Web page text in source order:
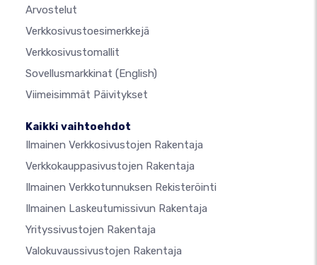
Arvostelut
Verkkosivustoesimerkkejä
Verkkosivustomallit
Sovellusmarkkinat (English)
Viimeisimmät Päivitykset
Kaikki vaihtoehdot
Ilmainen Verkkosivustojen Rakentaja
Verkkokauppasivustojen Rakentaja
Ilmainen Verkkotunnuksen Rekisteröinti
Ilmainen Laskeutumissivun Rakentaja
Yrityssivustojen Rakentaja
Valokuvaussivustojen Rakentaja